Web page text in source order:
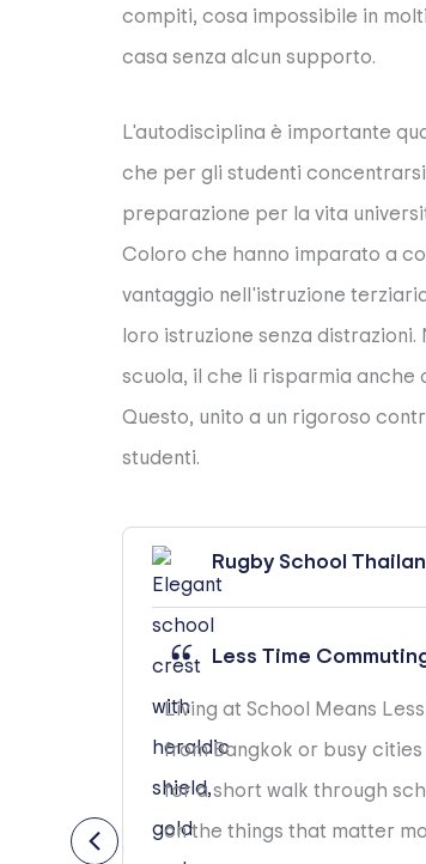
compiti, cosa impossibile in
casa senza alcun supporto.
L'autodisciplina è importante
che per gli studenti
preparazione per la vita
Coloro che hanno imparato a
vantaggio nell'istruzione
loro istruzione senza
scuola, il che li risparmia
Questo, unito a un rigoroso
studenti.
Rugby School
Less Time
Living at School Means
from Bangkok or busy
for a short walk through
on the things that matter